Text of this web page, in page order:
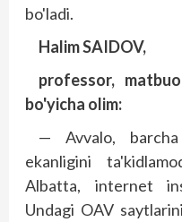
bo'ladi.
Halim SAIDOV,
professor,
bo'yicha olim:
— Avvalo,
ekanligini
Albatta, internet
Undagi OAV